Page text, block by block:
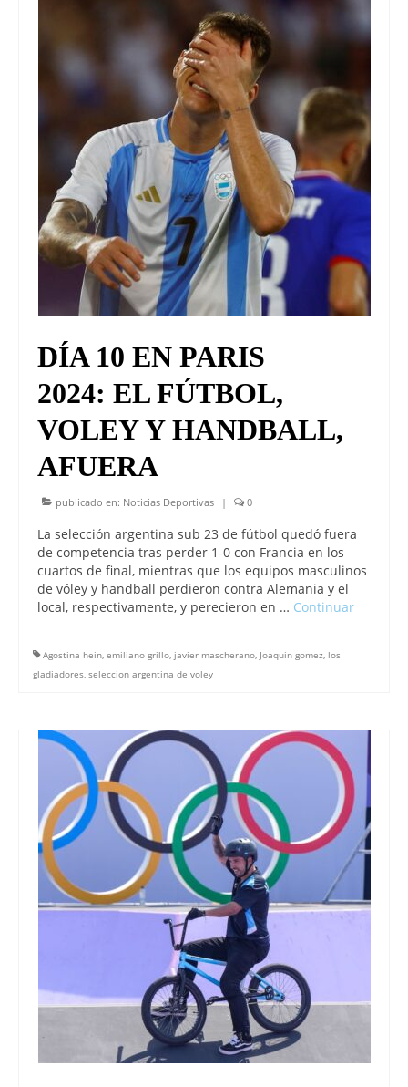
UNIVERSO CAD
NOTICIAS
CAD MEDIA
CAD FEDERAL
DÍA 10 EN PARIS
2024: EL FÚTBOL,
VOLEY Y HANDBALL,
AFUERA
publicado en: Noticias Deportivas | 0
La selección argentina sub 23 de fútbol quedó fuera
de competencia tras perder 1-0 con Francia en los
cuartos de final, mientras que los equipos masculinos
de vóley y handball perdieron contra Alemania y el
local, respectivamente, y perecieron en … Continuar
Agostina hein, emiliano grillo, javier mascherano, Joaquin gomez, los
gladiadores, seleccion argentina de voley